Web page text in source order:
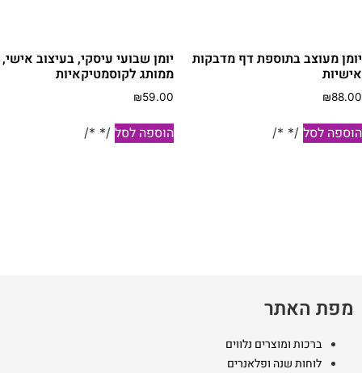
מעוצב בתוספת דף מדבקות
₪
לסל /* */
יומן שבועי עיסקי, בעיצוב אישי,
ממותג לקוסמטיקאיות
₪59.00
הוספה לסל /* */
מפת האתר
ברכות ומוצרים נלווים
לוחות שנה ופלאנרים